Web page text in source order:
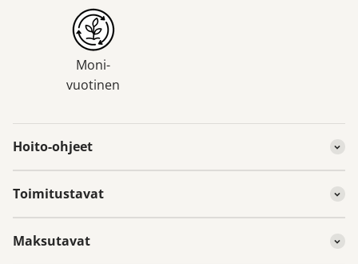
Moni-
vuotinen
Hoito-ohjeet
Toimitustavat
Maksutavat